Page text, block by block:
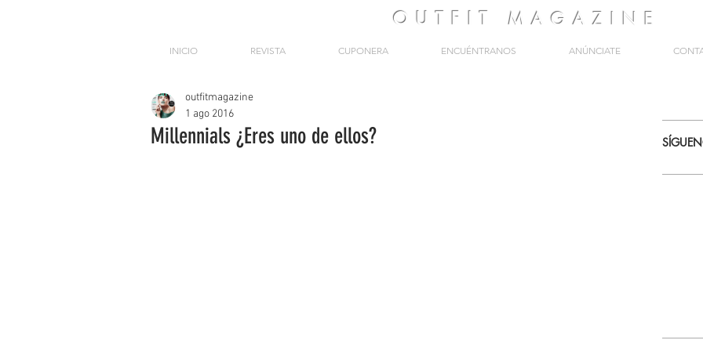
OUTFIT MAGAZINE
INICIO REVISTA CUPONERA ENCUÉNTRANOS ANÚNCIATE
Millennials ¿Eres uno de ellos?
outfitmagazine
1 ago 2016